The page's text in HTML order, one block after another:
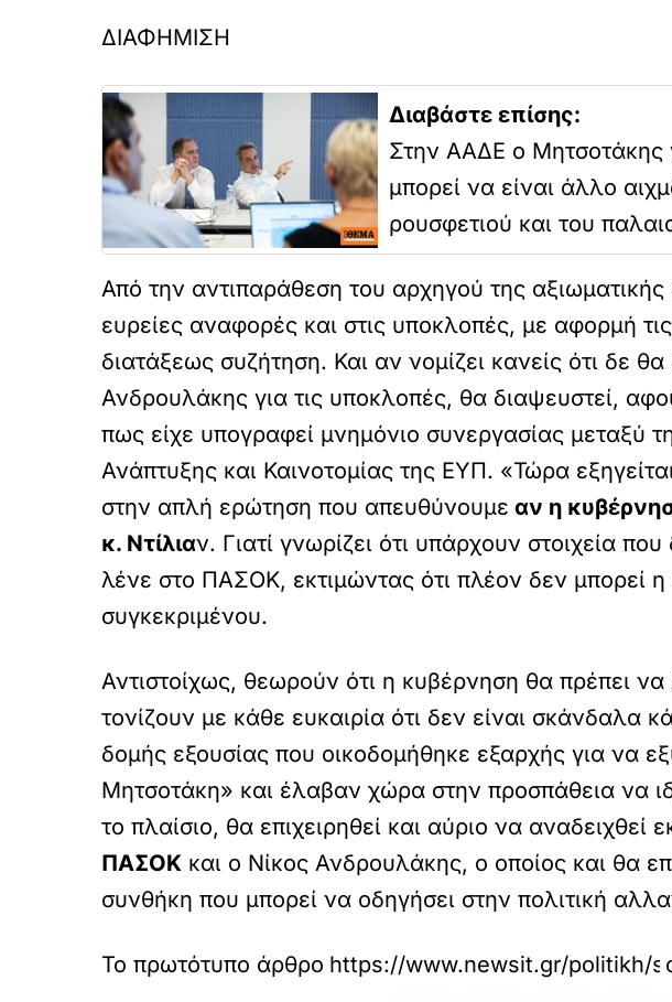
ΔΙΑΦΗΜΙΣΗ
Διαβάστε επίσης:
Στην ΑΑΔΕ ο Μητσοτάκης
μπορεί να είναι άλλο
ρουσφετιού και του
Από την αντιπαράθεση του αρχηγού της
ευρείες αναφορές και στις υποκλοπές, με αφορμή
διατάξεως συζήτηση. Και αν νομίζει κανείς ότι δε
Ανδρουλάκης για τις υποκλοπές, θα διαψευστεί,
πως είχε υπογραφεί μνημόνιο συνεργασίας μεταξύ
Ανάπτυξης και Καινοτομίας της ΕΥΠ. «Τώρα
στην απλή ερώτηση που απευθύνουμε αν η
κ. Ντίλιαν. Γιατί γνωρίζει ότι υπάρχουν στοιχεία
λένε στο ΠΑΣΟΚ, εκτιμώντας ότι πλέον δεν μπορεί
συγκεκριμένου.
Αντιστοίχως, θεωρούν ότι η κυβέρνηση θα πρέπει
τονίζουν με κάθε ευκαιρία ότι δεν είναι
δομής εξουσίας που οικοδομήθηκε εξαρχής για να
Μητσοτάκη» και έλαβαν χώρα στην προσπάθεια να
το πλαίσιο, θα επιχειρηθεί και αύριο να αναδειχθεί
ΠΑΣΟΚ και ο Νίκος Ανδρουλάκης, ο οποίος και θα
συνθήκη που μπορεί να οδηγήσει στην πολιτική
Το πρωτότυπο άρθρο https://www.newsit.gr/politikh/